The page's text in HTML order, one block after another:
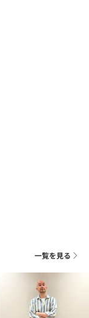
一覧を見る